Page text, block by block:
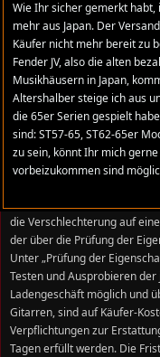
9100 Herisau
Schweiz / Switzerland
Widerrufsfolgen
Im Falle einer Rücknahme,
Sie uns die empfangenen
verschlechtertem Zustand
oder Sie müssen uns
die Verschlechterung auf
der über die Prüfung der
Unter „Prüfung der
Testen und Ausprobieren
Ladengeschäft möglich und
Gitarren, sind auf Käufer-
Verpflichtungen zur
Tagen erfüllt werden. Die
Wie Ihr sicher gemerkt
mehr aus Japan. Der
Käufer nicht mehr bereit zu
Fender JV, also die alten
Musikhäusern in Japan,
Altershalber steige ich aus
die 65er Serien gespielt
sind: ST57-65, ST62-65er
zu sein, könnt Ihr mich
vorbeizukommen sind